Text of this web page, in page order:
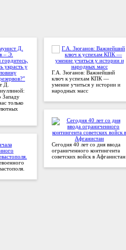
Д.
Западу
только
Г.А. Зюганов: Важнейший
ключ к успехам КПК —
умение учиться у истории и
народных масс
Сегодня 40 лет со дня ввода
ограниченного контингента
советских войск в Афганистан